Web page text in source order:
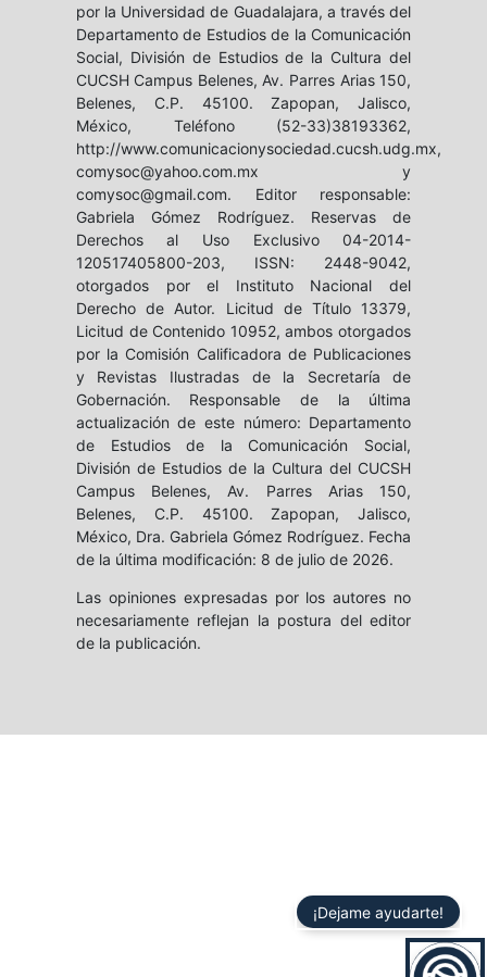
por la Universidad de Guadalajara, a través del
Departamento de Estudios de la Comunicación
Social, División de Estudios de la Cultura del
CUCSH Campus Belenes, Av. Parres Arias 150,
Belenes, C.P. 45100. Zapopan, Jalisco,
México, Teléfono (52-33)38193362,
http://www.comunicacionysociedad.cucsh.udg.mx,
comysoc@yahoo.com.mx y
comysoc@gmail.com. Editor responsable:
Gabriela Gómez Rodríguez. Reservas de
Derechos al Uso Exclusivo 04-2014-
120517405800-203, ISSN: 2448-9042,
otorgados por el Instituto Nacional del
Derecho de Autor. Licitud de Título 13379,
Licitud de Contenido 10952, ambos otorgados
por la Comisión Calificadora de Publicaciones
y Revistas Ilustradas de la Secretaría de
Gobernación. Responsable de la última
actualización de este número: Departamento
de Estudios de la Comunicación Social,
División de Estudios de la Cultura del CUCSH
Campus Belenes, Av. Parres Arias 150,
Belenes, C.P. 45100. Zapopan, Jalisco,
México, Dra. Gabriela Gómez Rodríguez. Fecha
de la última modificación: 8 de julio de 2026.
Las opiniones expresadas por los autores no
necesariamente reflejan la postura del editor
de la publicación.
¡Dejame ayudarte!